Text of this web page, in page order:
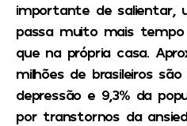
importante de salientar,
passa muito mais
que na própria casa.
milhões de brasileiros
depressão e 9,3% da
por transtornos da